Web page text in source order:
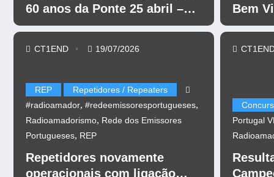
60 anos da Ponte 25 abril –
CR60A
REP
Repetidores / Repeaters
#radioamador, #redeemissoresportugueses,
Radioamadorismo, Rede dos Emissores
Portugueses, REP
Repetidores novamente
operacionais com ligação
CT1END 19/07/2026
Bem
Portugal